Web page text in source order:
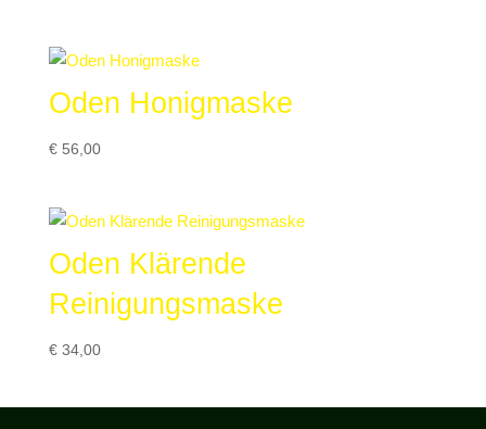
Oden Honigmaske
€56,00
Oden Klärende
Reinigungsmaske
€34,00